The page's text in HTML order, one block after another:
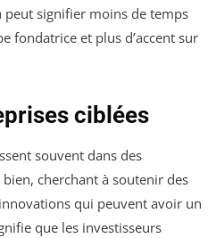
peut signifier moins de temps
fondatrice et plus d’accent sur
ciblées
souvent dans des
cherchant à soutenir des
qui peuvent avoir un
que les investisseurs